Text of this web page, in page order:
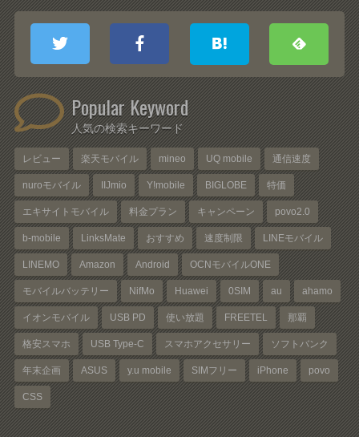
Popular Keyword
人気の検索キーワード
レビュー 楽天モバイル mineo UQ mobile 通信速度
nuroモバイル IIJmio Y!mobile BIGLOBE 特価
エキサイトモバイル 料金プラン キャンペーン povo2.0
b-mobile LinksMate おすすめ 速度制限 LINEモバイル
LINEMO Amazon Android OCNモバイルONE
モバイルバッテリー NifMo Huawei 0SIM au ahamo
イオンモバイル USB PD 使い放題 FREETEL 那覇
格安スマホ USB Type-C スマホアクセサリー ソフトバンク
年末企画 ASUS y.u mobile SIMフリー iPhone povo
CSS